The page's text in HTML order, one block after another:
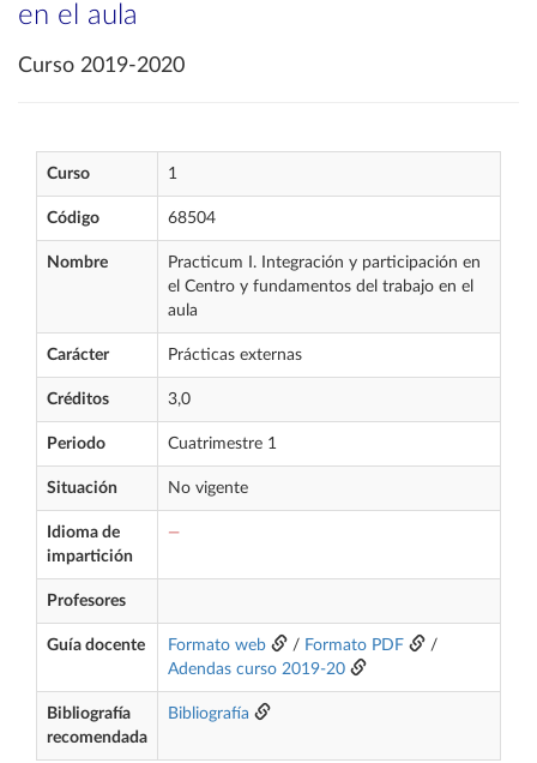
en el aula
Curso 2019-2020
Curso 1
Código 68504
Nombre
Practicum I. Integración y participación en
el Centro y fundamentos del trabajo en el
aula
Carácter Prácticas externas
Créditos 3,0
Periodo Cuatrimestre 1
Situación No vigente
Idioma de
impartición
—
Profesores
Guía docente Formato web / Formato PDF
/
Adendas curso 2019-20
Bibliografía
recomendada
Bibliografía